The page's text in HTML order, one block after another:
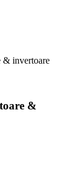
& invertoare
&